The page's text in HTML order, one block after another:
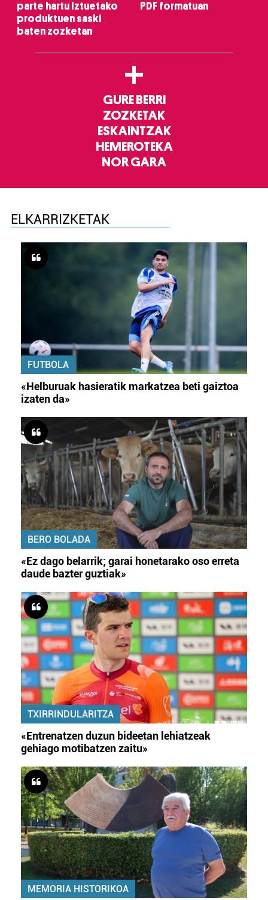
parte hartu Iztuetako
produktuen saski
baten zozketan
PDF formatuan
+
GURE BERRI
ZOZKETAK
ESKAINTZAK
HEMEROTEKA
NOR GARA
ELKARRIZKETAK
FUTBOLA
«Helburuak hasieratik markatzea beti gaiztoa
izaten da»
BERO BOLADA
«Ez dago belarrik; garai honetarako oso erreta
daude bazter guztiak»
TXIRRINDULARITZA
«Entrenatzen duzun bideetan lehiatzeak
gehiago motibatzen zaitu»
MEMORIA HISTORIKOA